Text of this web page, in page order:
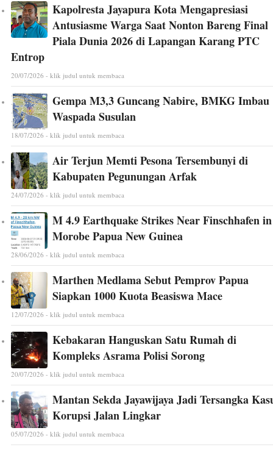
Kapolresta Jayapura Kota Mengapresiasi
Antusiasme Warga Saat Nonton Bareng Final
Piala Dunia 2026 di Lapangan Karang PTC
Entrop
20/07/2026 - klik judul untuk membaca
Gempa M3,3 Guncang Nabire, BMKG Imbau
Waspada Susulan
18/07/2026 - klik judul untuk membaca
Air Terjun Memti Pesona Tersembunyi di
Kabupaten Pegunungan Arfak
24/07/2026 - klik judul untuk membaca
M 4.9 Earthquake Strikes Near Finschhafen in
Morobe Papua New Guinea
28/06/2026 - klik judul untuk membaca
Marthen Medlama Sebut Pemprov Papua
Siapkan 1000 Kuota Beasiswa Mace
12/07/2026 - klik judul untuk membaca
Kebakaran Hanguskan Satu Rumah di
Kompleks Asrama Polisi Sorong
20/07/2026 - klik judul untuk membaca
Mantan Sekda Jayawijaya Jadi Tersangka
Korupsi Jalan Lingkar
05/07/2026 - klik judul untuk membaca